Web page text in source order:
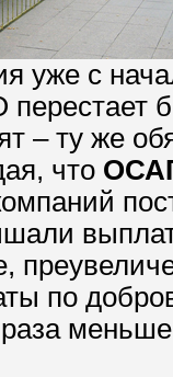
уже с
– ту же
что
по